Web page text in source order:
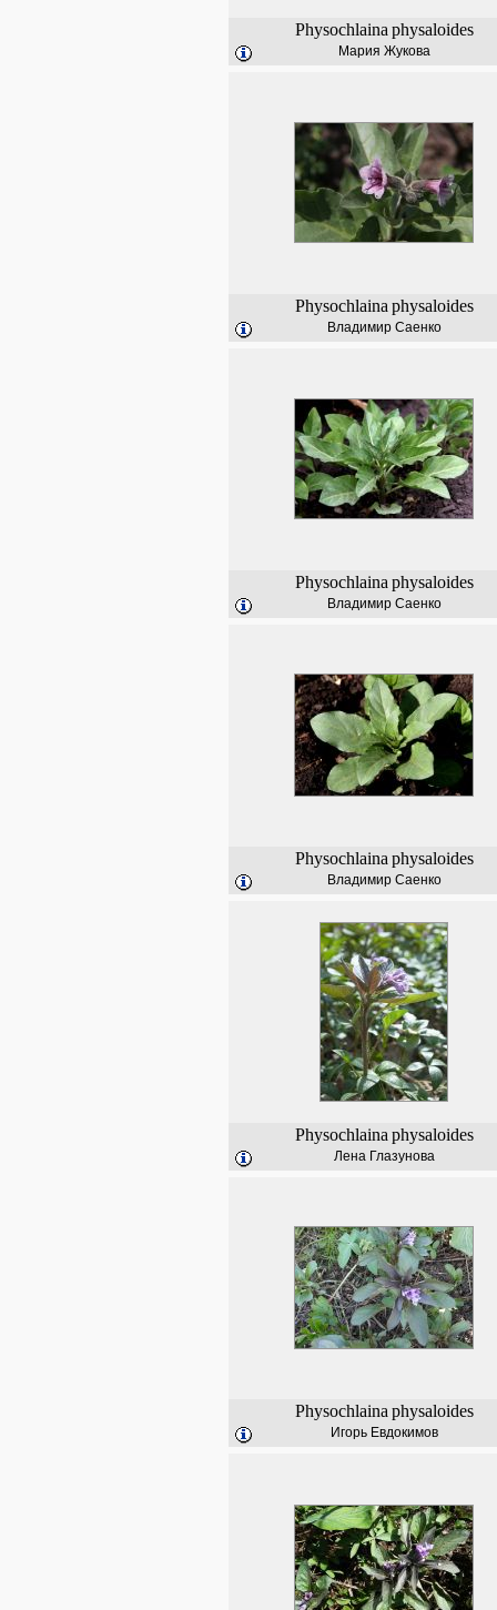
Physochlaina physaloides
Мария Жукова
Physochlaina physaloides
Владимир Саенко
Physochlaina physaloides
Владимир Саенко
Physochlaina physaloides
Владимир Саенко
Physochlaina physaloides
Лена Глазунова
Physochlaina physaloides
Игорь Евдокимов